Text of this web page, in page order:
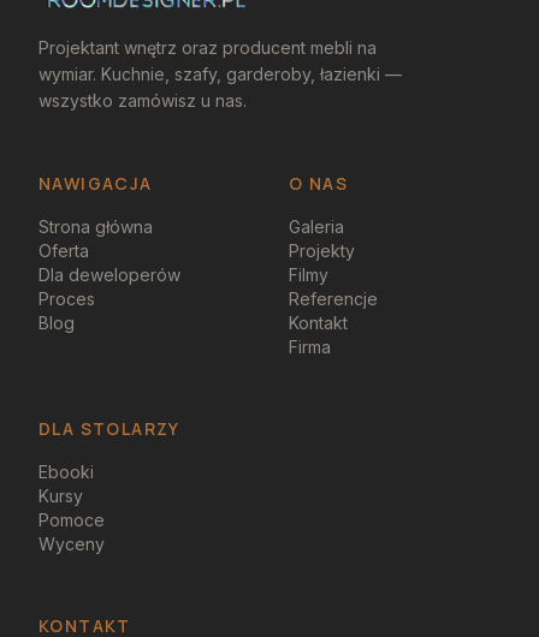
Projektant wnętrz oraz producent mebli na
wymiar. Kuchnie, szafy, garderoby, łazienki —
wszystko zamówisz u nas.
NAWIGACJA O NAS
Strona główna
Oferta
Dla deweloperów
Proces
Blog
Galeria
Projekty
Filmy
Referencje
Kontakt
Firma
DLA STOLARZY
Ebooki
Kursy
Pomoce
Wyceny
KONTAKT